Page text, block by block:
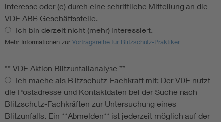
interesse oder (c) durch eine schriftliche Mitteilung an die
VDE ABB Geschäftsstelle.
Ich bin derzeit nicht (mehr) interessiert.
Mehr Informationen zurVortragsreihe für Blitzschutz-Praktiker
** VDE Aktion Blitzunfallanalyse **
Ich mache als Blitzschutz-Fachkraft mit: Der VDE nutzt
die Postadresse und Kontaktdaten bei der Suche nach
Blitzschutz-Fachkräften zur Untersuchung eines
Blitzunfalls. Ein **Abmelden** ist jederzeit möglich auf der